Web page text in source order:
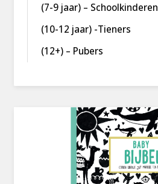
(7-9 jaar) – Schoolkinderen
(10-12 jaar) -Tieners
(12+) – Pubers